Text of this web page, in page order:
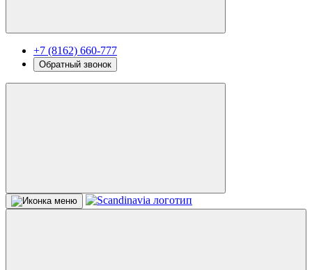
+7 (8162) 660-777
Обратный звонок